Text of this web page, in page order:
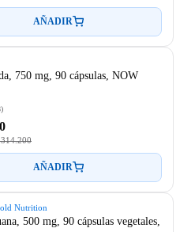
AÑADIR
750 mg, 90 cápsulas, NOW
AÑADIR
Nutrition
500 mg, 90 cápsulas vegetales,